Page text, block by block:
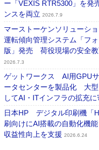
ー「VEXIS RTR5300」を
ンスを両立 2026.7.9
マーストーケンソリューシ
運転傾向管理システム「フ
版」発売 荷役現場の安全
2026.7.3
ゲットワークス AI用GPU
ータセンターを製品化 大型
してAI・ITインフラの拡充に
日本HP デジタル印刷機「
刷向けにAI搭載の自動化機
収益性向上を支援 2026.6.24